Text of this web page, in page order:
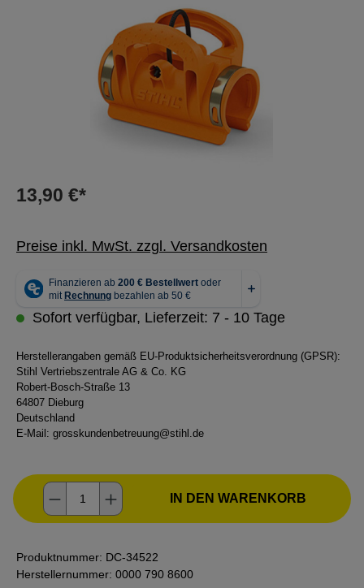
13,90 €*
Preise inkl. MwSt. zzgl. Versandkosten
Sofort verfügbar, Lieferzeit: 7 - 10 Tage
Herstellerangaben gemäß EU-Produktsicherheitsverordnung (GPSR):
Stihl Vertriebszentrale AG & Co. KG
Robert-Bosch-Straße 13
64807 Dieburg
Deutschland
E-Mail: grosskundenbetreuung@stihl.de
Produkt Anzahl: Gib den gewünschten
IN DEN WARENKORB
Produktnummer: DC-34522
Herstellernummer: 0000 790 8600